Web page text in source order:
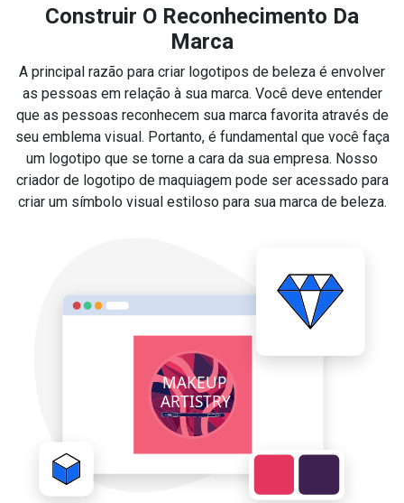
Construir O Reconhecimento Da
Marca
A principal razão para criar logotipos de beleza é envolver
as pessoas em relação à sua marca. Você deve entender
que as pessoas reconhecem sua marca favorita através de
seu emblema visual. Portanto, é fundamental que você faça
um logotipo que se torne a cara da sua empresa. Nosso
criador de logotipo de maquiagem pode ser acessado para
criar um símbolo visual estiloso para sua marca de beleza.